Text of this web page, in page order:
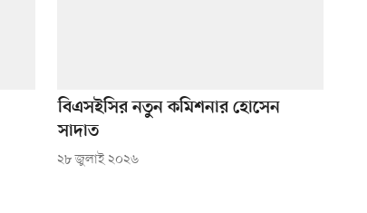
বিএসইসির নতুন কমিশনার হোসেন
সাদাত
২৮ জুলাই ২০২৬